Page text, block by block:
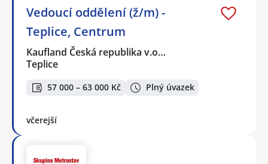
Vedoucí oddělení (ž/m) -
Teplice, Centrum
Kaufland Česká republika v.o…
Teplice
57 000 – 63 000 Kč Plný úvazek
včerejší